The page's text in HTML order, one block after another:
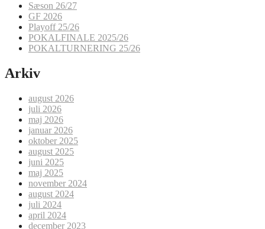
Sæson 26/27
GF 2026
Playoff 25/26
POKALFINALE 2025/26
POKALTURNERING 25/26
Arkiv
august 2026
juli 2026
maj 2026
januar 2026
oktober 2025
august 2025
juni 2025
maj 2025
november 2024
august 2024
juli 2024
april 2024
december 2023